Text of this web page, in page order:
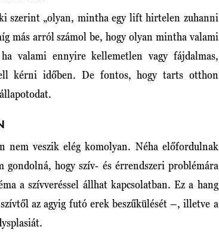
szerint „olyan, mintha egy lift hirtelen zuhanni
más arról számol be, hogy olyan mintha valami
valami ennyire kellemetlen vagy fájdalmas,
kérni időben. De fontos, hogy tarts otthon
nem veszik elég komolyan. Néha előfordulnak
hogy szív- és érrendszeri problémára
a szívveréssel állhat kapcsolatban. Ez a hang
az agyig futó erek beszűkülését –, illetve a